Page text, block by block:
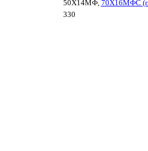
50Х14МФ, 70Х16МФС
330